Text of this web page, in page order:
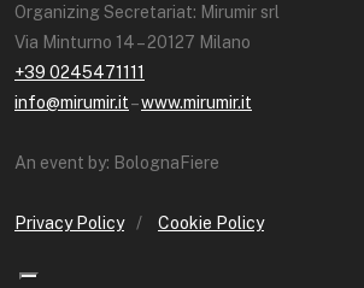
Organizing Secretariat: Mirumir srl
Via Minturno 14 – 20127 Milano
+39 0245471111
info@mirumir.it–www.mirumir.it
An event by: BolognaFiere
Privacy Policy / Cookie Policy